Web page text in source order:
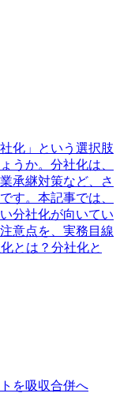
化」という選択肢
うか。分社化は、
承継対策など、さ
す。本記事では、
分社化が向いてい
意点を、実務目線
とは？分社化と
を吸収合併へ